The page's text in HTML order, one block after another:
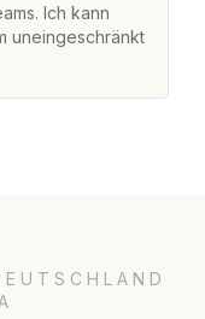
Ich kann
uneingeschränkt